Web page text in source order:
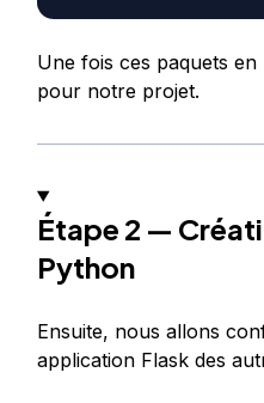
Une fois ces paquets
pour notre projet.
Étape 2 —
Python
Ensuite, nous allons
application Flask des